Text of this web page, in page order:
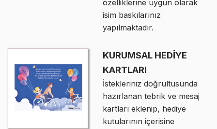
özelliklerine uygun olarak
isim baskılarınız
yapılmaktadır.
KURUMSAL HEDİYE
KARTLARI
İstekleriniz doğrultusunda
hazırlanan tebrik ve mesaj
kartları eklenip, hediye
kutularının içerisine